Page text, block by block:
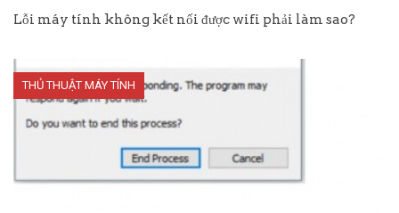
Lỗi máy tính không kết nối được wifi phải làm sao?
THỦ THUẬT MÁY TÍNH